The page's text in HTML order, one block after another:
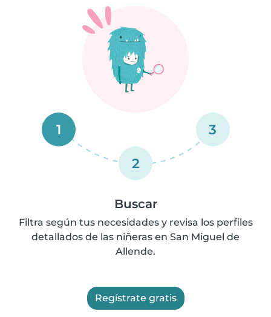
1
2
3
Buscar
Filtra según tus necesidades y revisa los perfiles
detallados de las niñeras en San Miguel de
Allende.
Regístrate gratis